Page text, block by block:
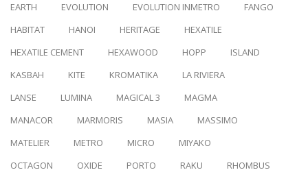
EARTH
EVOLUTION EVOLUTION INMETRO
FANGO
HABITAT
HANOI HERITAGE
HEXATILE
HEXATILE CEMENT
HEXAWOOD HOPP
ISLAND
KASBAH
KITE KROMATIKA
LA RIVIERA
LANSE
LUMINA MAGICAL 3
MAGMA
MANACOR
MARMORIS MASIA
MASSIMO
MATELIER
METRO MICRO
MIYAKO
OCTAGON
OXIDE PORTO RAKU
RHOMBUS